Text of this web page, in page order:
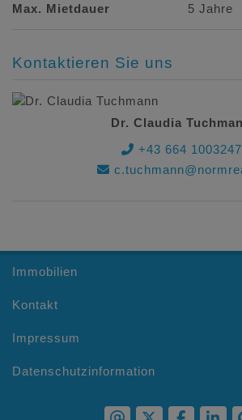
Max. Mietdauer
5 Jahre
Kontaktieren Sie uns
Dr. Claudia
+43 664 1003247
Immobilien
Kontakt
Impressum
Datenschutzinformation